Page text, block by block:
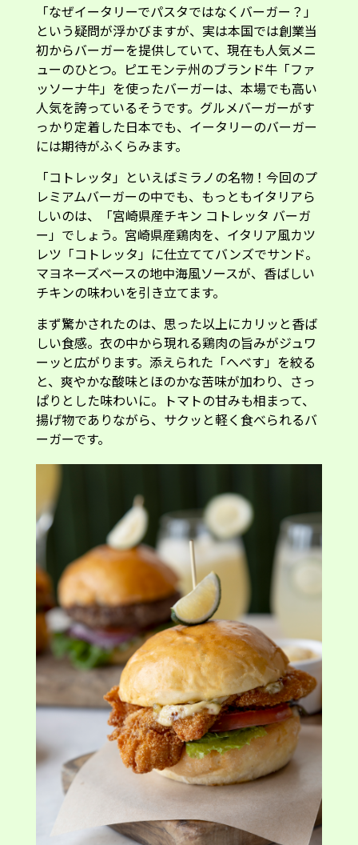
「なぜイータリーでパスタではなくバーガー？」
という疑問が浮かびますが、実は本国では創業当
初からバーガーを提供していて、現在も人気メニ
ューのひとつ。ピエモンテ州のブランド牛「ファ
ッソーナ牛」を使ったバーガーは、本場でも高い
人気を誇っているそうです。グルメバーガーがす
っかり定着した日本でも、イータリーのバーガー
には期待がふくらみます。
「コトレッタ」といえばミラノの名物！今回のプ
レミアムバーガーの中でも、もっともイタリアら
しいのは、「宮崎県産チキン コトレッタ バーガ
ー」でしょう。宮崎県産鶏肉を、イタリア風カツ
レツ「コトレッタ」に仕立ててバンズでサンド。
マヨネーズベースの地中海風ソースが、香ばしい
チキンの味わいを引き立てます。
まず驚かされたのは、思った以上にカリッと香ば
しい食感。衣の中から現れる鶏肉の旨みがジュワ
ーッと広がります。添えられた「へべす」を絞る
と、爽やかな酸味とほのかな苦味が加わり、さっ
ぱりとした味わいに。トマトの甘みも相まって、
揚げ物でありながら、サクッと軽く食べられるバ
ーガーです。